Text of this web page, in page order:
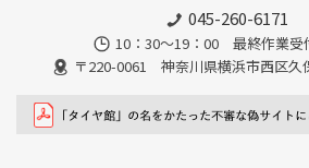
045-260-6171
10：30～19：00 最終作業受
〒220-0061 神奈川県横浜市西区久